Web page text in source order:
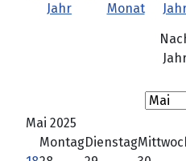
Mai 2025
MontagDienstag